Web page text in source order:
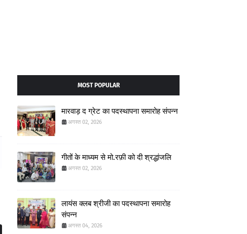
MOST POPULAR
मारवाड़ द ग्रेट का पदस्थापना समारोह संपन्न
अगस्त 02, 2026
गीतों के माध्यम से मो.रफ़ी को दी श्रद्धांजलि
अगस्त 02, 2026
लायंस क्लब श्रीजी का पदस्थापना समारोह
संपन्न
अगस्त 04, 2026